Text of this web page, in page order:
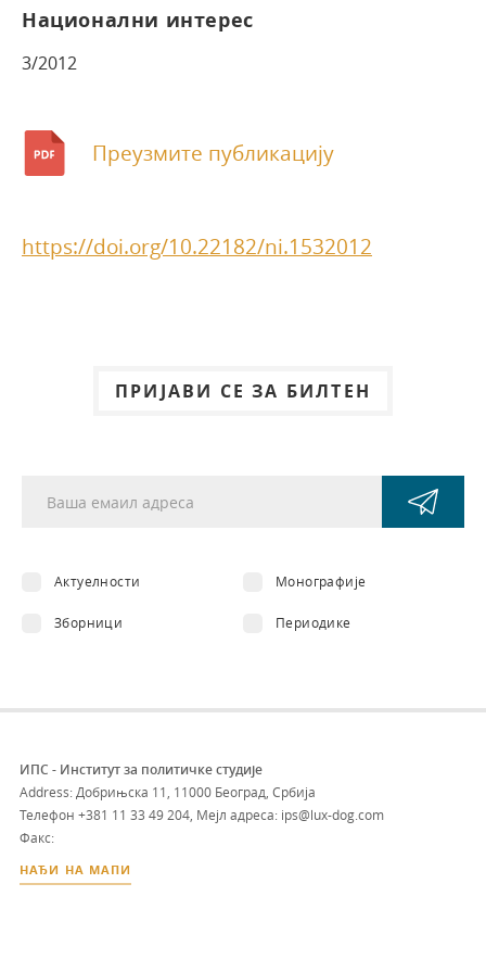
Национални интерес
3/2012
Преузмите публикацију
https://doi.org/10.22182/ni.1532012
ПРИЈАВИ СЕ ЗА БИЛТЕН
Актуелности Монографије
Зборници Периодике
ИПС - Институт за политичке студије
Address: Добрињска 11, 11000 Београд, Србија
Телефон +381 11 33 49 204, Мејл адреса: ips@lux-dog.com
Факс:
НАЂИ НА МАПИ